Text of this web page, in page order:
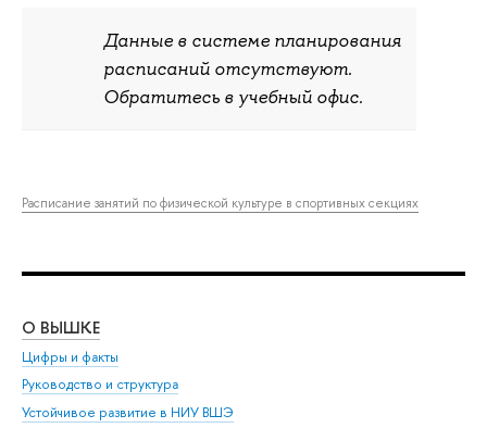
Данные в системе планирования
расписаний отсутствуют.
Обратитесь в учебный офис.
Расписание занятий по физической культуре в спортивных секциях
О ВЫШКЕ
Цифры и факты
Руководство и структура
Устойчивое развитие в НИУ ВШЭ